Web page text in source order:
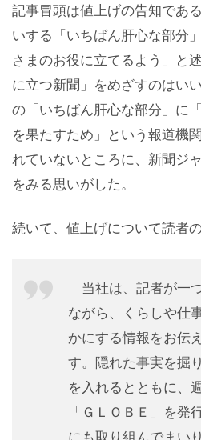
記事冒頭は値上げの告知であ
いする「いちばん肝心な部分
さまのお役に立てるよう」と
に立つ新聞」をめざすのはい
の「いちばん肝心な部分」に
を果たすため」という報道機
れていないところに、新聞ジ
をみる思いがした。
続いて、値上げについて読者
当社は、記者が一
ながら、くらしや仕
かにする情報をお伝
す。隠れた事実を掘
を入れるとともに、
「ＧＬＯＢＥ」を発